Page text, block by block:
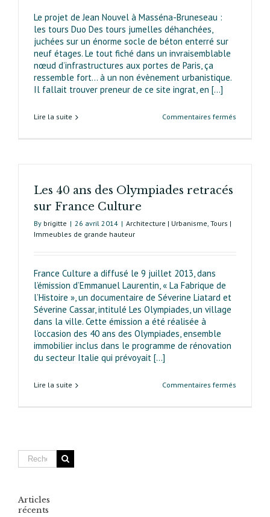
Le projet de Jean Nouvel à Masséna-Bruneseau :
les tours Duo Des tours jumelles déhanchées,
juchées sur un énorme socle de béton enterré sur
neuf étages. Le tout fiché dans un invraisemblable
nœud d’infrastructures aux portes de Paris, ça
ressemble fort… à un non évènement urbanistique.
Il fallait trouver preneur de ce site ingrat, en [...]
Lire la suite Commentaires fermés
Les 40 ans des Olympiades retracés
sur France Culture
By brigitte | 26 avril 2014 | Architecture | Urbanisme, Tours |
Immeubles de grande hauteur
France Culture a diffusé le 9 juillet 2013, dans
l’émission d’Emmanuel Laurentin, « La Fabrique de
l’Histoire », un documentaire de Séverine Liatard et
Séverine Cassar, intitulé Les Olympiades, un village
dans la ville. Cette émission a été réalisée à
l’occasion des 40 ans des Olympiades, ensemble
immobilier inclus dans le programme de rénovation
du secteur Italie qui prévoyait [...]
Lire la suite Commentaires fermés
Articles
récents